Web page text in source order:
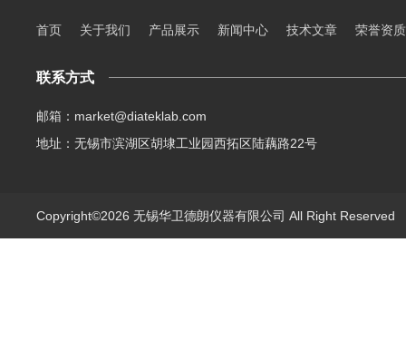
首页 关于我们 产品展示 新闻中心 技术文章 荣誉资质
联系方式
邮箱：market@diateklab.com
地址：无锡市滨湖区胡埭工业园西拓区陆藕路22号
Copyright©2026 无锡华卫德朗仪器有限公司 All Right